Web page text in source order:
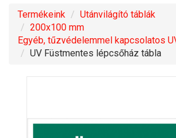
Termékeink
Utánvilágító táblák
200x100 mm
Egyéb, tűzvédelemmel kapcsolatos
UV Füstmentes lépcsőház tábla